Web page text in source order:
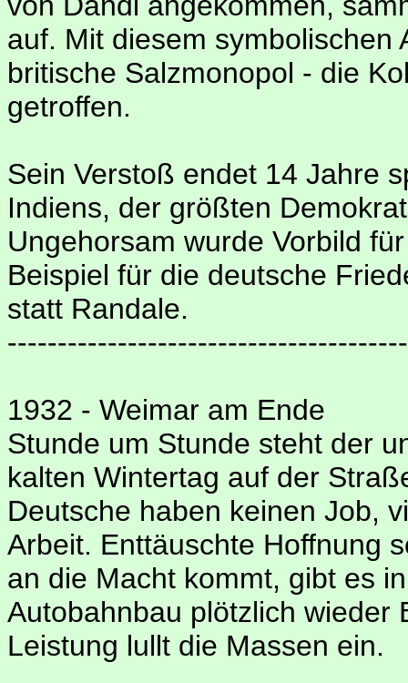
auf. Mit diesem symbolischen
britische Salzmonopol - die
getroffen.
Sein Verstoß endet 14 Jahre
Indiens, der größten
Ungehorsam wurde Vorbild
Beispiel für die deutsche
statt Randale.
1932 - Weimar am Ende
Stunde um Stunde steht der
kalten Wintertag auf der
Deutsche haben keinen Job,
Arbeit. Enttäuschte Hoffnung
an die Macht kommt, gibt es
Autobahnbau plötzlich wieder
Leistung lullt die Massen ein.